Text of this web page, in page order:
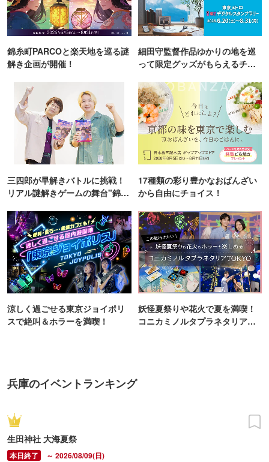
錦糸町PARCOと楽天地を巡る謎
解き企画が開催！
細田守監督作品ゆかりの地を巡
って限定グッズがもらえるチャ
三四郎が早解きバトルに挑戦！
リアル謎解きゲームの舞台"錦糸
17種類の彩り豊かなおばんざい
から自由にチョイス！
涼しく過ごせる東京ジョイポリ
スで絶叫＆ホラーを満喫！
妖怪夏祭りや花火で夏を満喫！
コニカミノルタプラネタリア
兵庫のイベントランキング
生田神社 大海夏祭
～ 2026/08/09(日)